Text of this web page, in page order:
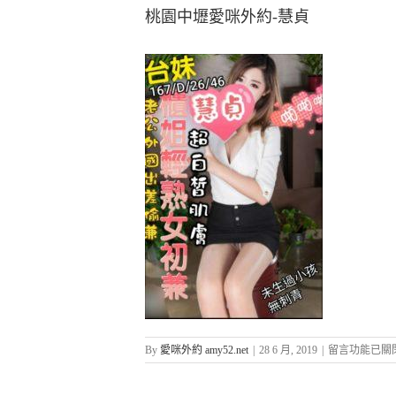
桃園中壢愛咪外約-慧貞
By 愛咪外約 amy52.net 28 6 月, 2019
在
〈桃
留言功能已關